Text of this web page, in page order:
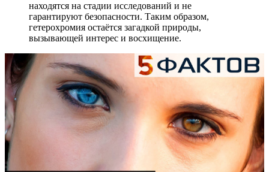
находятся на стадии исследований и не
гарантируют безопасности. Таким образом,
гетерохромия остаётся загадкой природы,
вызывающей интерес и восхищение.